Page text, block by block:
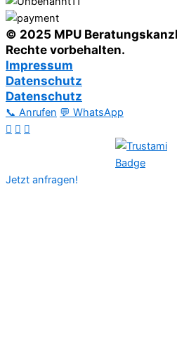
© 2025 MPU
Rechte vorbehalten.
Impressum
Datenschutz
Datenschutz
📞 Anrufen 💬 WhatsApp
Jetzt anfragen!